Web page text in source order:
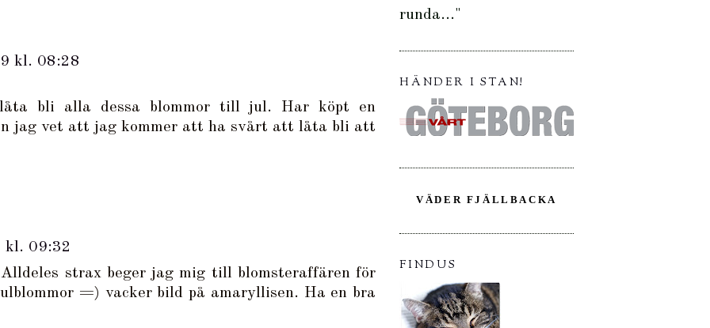
kl. 08:28
bli alla dessa blommor till jul. Har köpt en
jag vet att jag kommer att ha svårt att låta bli att
kl. 09:32
strax beger jag mig till blomsteraffären för
=) vacker bild på amaryllisen. Ha en bra
runda..."
HÄNDER I STAN!
VÄDER FJÄLLBACKA
FINDUS